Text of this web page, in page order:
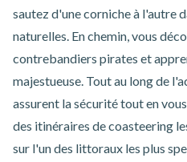
sautez d'une corniche à l'autre
naturelles. En chemin, vous
contrebandiers pirates et
majestueuse. Tout au long de
assurent la sécurité tout en
des itinéraires de coasteering
sur l'un des littoraux les plus